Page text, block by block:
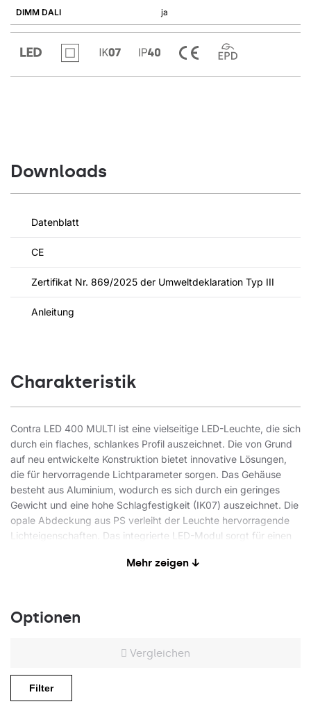
DIMM DALI ja
Downloads
Datenblatt
CE
Zertifikat Nr. 869/2025 der Umweltdeklaration Typ III
Anleitung
Charakteristik
Contra LED 400 MULTI ist eine vielseitige LED-Leuchte, die sich
durch ein flaches, schlankes Profil auszeichnet. Die von Grund
auf neu entwickelte Konstruktion bietet innovative Lösungen,
die für hervorragende Lichtparameter sorgen. Das Gehäuse
besteht aus Aluminium, wodurch es sich durch ein geringes
Gewicht und eine hohe Schlagfestigkeit (IK07) auszeichnet. Die
opale Abdeckung aus PS verleiht der Leuchte hervorragende
Lichteigenschaften. Das integrierte LED-Modul sorgt für einen
LED-Leuchten. Das multifunktionale LED-Netzteil ermöglicht
erhältlich, die die Integration in Lichtsteuerungssysteme sowie
eine stufenlose Regulierung der Lichtintensität ermöglicht.
Anwendungsbereiche
Mehr zeigen ↓
Optionen
Vergleichen
Filter